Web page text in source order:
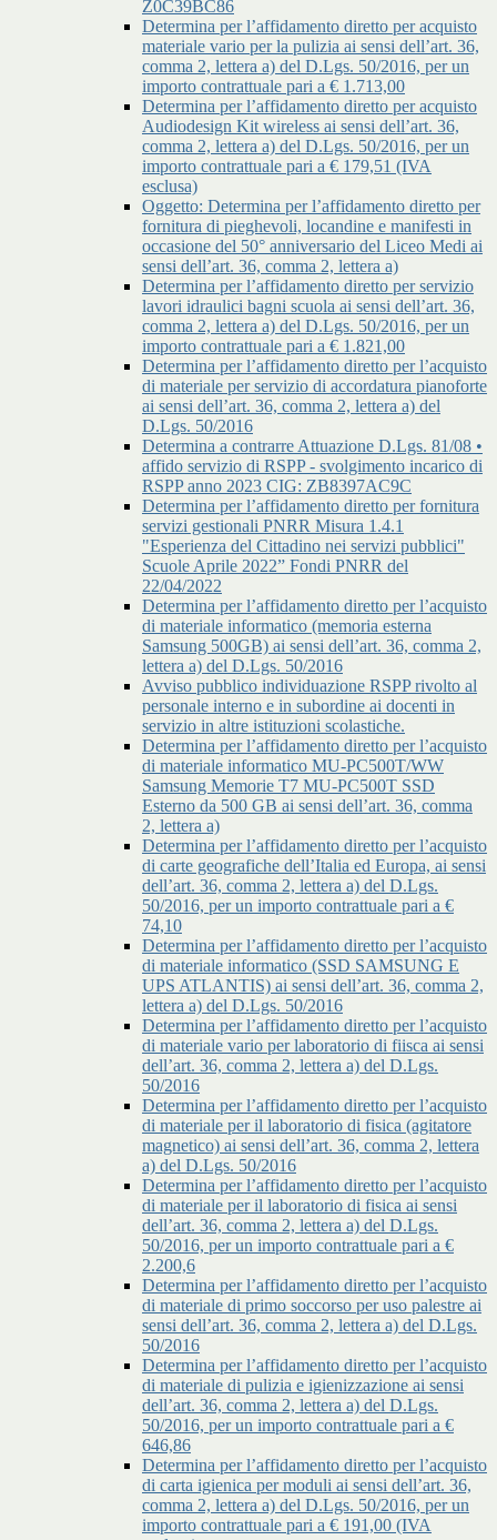
Z0C39BC86
Determina per l’affidamento diretto per acquisto
materiale vario per la pulizia ai sensi dell’art. 36,
comma 2, lettera a) del D.Lgs. 50/2016, per un
importo contrattuale pari a € 1.713,00
Determina per l’affidamento diretto per acquisto
Audiodesign Kit wireless ai sensi dell’art. 36,
comma 2, lettera a) del D.Lgs. 50/2016, per un
importo contrattuale pari a € 179,51 (IVA
esclusa)
Oggetto: Determina per l’affidamento diretto per
fornitura di pieghevoli, locandine e manifesti in
occasione del 50° anniversario del Liceo Medi ai
sensi dell’art. 36, comma 2, lettera a)
Determina per l’affidamento diretto per servizio
lavori idraulici bagni scuola ai sensi dell’art. 36,
comma 2, lettera a) del D.Lgs. 50/2016, per un
importo contrattuale pari a € 1.821,00
Determina per l’affidamento diretto per l’acquisto
di materiale per servizio di accordatura pianoforte
ai sensi dell’art. 36, comma 2, lettera a) del
D.Lgs. 50/2016
Determina a contrarre Attuazione D.Lgs. 81/08 •
affido servizio di RSPP - svolgimento incarico di
RSPP anno 2023 CIG: ZB8397AC9C
Determina per l’affidamento diretto per fornitura
servizi gestionali PNRR Misura 1.4.1
"Esperienza del Cittadino nei servizi pubblici"
Scuole Aprile 2022” Fondi PNRR del
22/04/2022
Determina per l’affidamento diretto per l’acquisto
di materiale informatico (memoria esterna
Samsung 500GB) ai sensi dell’art. 36, comma 2,
lettera a) del D.Lgs. 50/2016
Avviso pubblico individuazione RSPP rivolto al
personale interno e in subordine ai docenti in
servizio in altre istituzioni scolastiche.
Determina per l’affidamento diretto per l’acquisto
di materiale informatico MU-PC500T/WW
Samsung Memorie T7 MU-PC500T SSD
Esterno da 500 GB ai sensi dell’art. 36, comma
2, lettera a)
Determina per l’affidamento diretto per l’acquisto
di carte geografiche dell’Italia ed Europa, ai sensi
dell’art. 36, comma 2, lettera a) del D.Lgs.
50/2016, per un importo contrattuale pari a €
74,10
Determina per l’affidamento diretto per l’acquisto
di materiale informatico (SSD SAMSUNG E
UPS ATLANTIS) ai sensi dell’art. 36, comma 2,
lettera a) del D.Lgs. 50/2016
Determina per l’affidamento diretto per l’acquisto
di materiale vario per laboratorio di fiisca ai sensi
dell’art. 36, comma 2, lettera a) del D.Lgs.
50/2016
Determina per l’affidamento diretto per l’acquisto
di materiale per il laboratorio di fisica (agitatore
magnetico) ai sensi dell’art. 36, comma 2, lettera
a) del D.Lgs. 50/2016
Determina per l’affidamento diretto per l’acquisto
di materiale per il laboratorio di fisica ai sensi
dell’art. 36, comma 2, lettera a) del D.Lgs.
50/2016, per un importo contrattuale pari a €
2.200,6
Determina per l’affidamento diretto per l’acquisto
di materiale di primo soccorso per uso palestre ai
sensi dell’art. 36, comma 2, lettera a) del D.Lgs.
50/2016
Determina per l’affidamento diretto per l’acquisto
di materiale di pulizia e igienizzazione ai sensi
dell’art. 36, comma 2, lettera a) del D.Lgs.
50/2016, per un importo contrattuale pari a €
646,86
Determina per l’affidamento diretto per l’acquisto
di carta igienica per moduli ai sensi dell’art. 36,
comma 2, lettera a) del D.Lgs. 50/2016, per un
importo contrattuale pari a € 191,00 (IVA